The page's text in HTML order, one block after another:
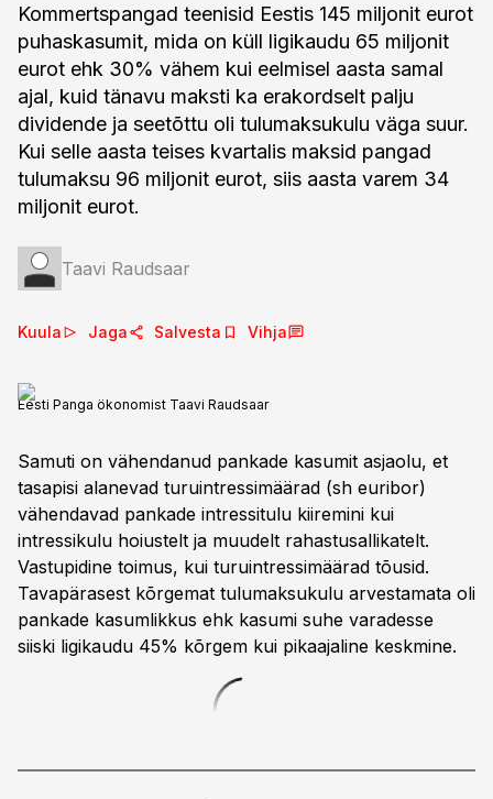
Kommertspangad teenisid Eestis 145 miljonit eurot
puhaskasumit, mida on küll ligikaudu 65 miljonit
eurot ehk 30% vähem kui eelmisel aasta samal
ajal, kuid tänavu maksti ka erakordselt palju
dividende ja seetõttu oli tulumaksukulu väga suur.
Kui selle aasta teises kvartalis maksid pangad
tulumaksu 96 miljonit eurot, siis aasta varem 34
miljonit eurot.
Taavi Raudsaar
Kuula Jaga Salvesta Vihja
Eesti Panga ökonomist Taavi Raudsaar
Samuti on vähendanud pankade kasumit asjaolu, et
tasapisi alanevad turuintressimäärad (sh euribor)
vähendavad pankade intressitulu kiiremini kui
intressikulu hoiustelt ja muudelt rahastusallikatelt.
Vastupidine toimus, kui turuintressimäärad tõusid.
Tavapärasest kõrgemat tulumaksukulu arvestamata oli
pankade kasumlikkus ehk kasumi suhe varadesse
siiski ligikaudu 45% kõrgem kui pikaajaline keskmine.